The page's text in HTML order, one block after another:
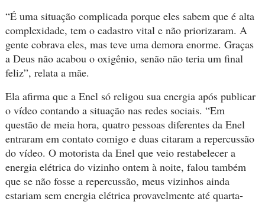
“É uma situação complicada porque eles sabem que é alta
complexidade, tem o cadastro vital e não priorizaram. A
gente cobrava eles, mas teve uma demora enorme. Graças
a Deus não acabou o oxigênio, senão não teria um final
feliz”, relata a mãe.
Ela afirma que a Enel só religou sua energia após publicar
o vídeo contando a situação nas redes sociais. “Em
questão de meia hora, quatro pessoas diferentes da Enel
entraram em contato comigo e duas citaram a repercussão
do vídeo. O motorista da Enel que veio restabelecer a
energia elétrica do vizinho ontem à noite, falou também
que se não fosse a repercussão, meus vizinhos ainda
estariam sem energia elétrica provavelmente até quarta-